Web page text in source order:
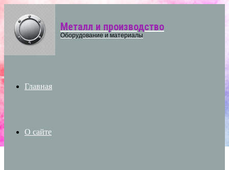
Menu Металл и производство
Оборудование и материалы
Главная
О сайте